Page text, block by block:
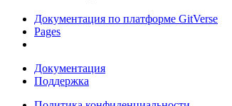
Документация по платформе GitVerse
Pages
Документация
Поддержка